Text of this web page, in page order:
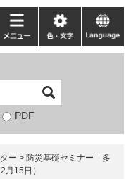
PDF
メ
色・
文
language
ー > 防災基礎セミナー「多
15日）